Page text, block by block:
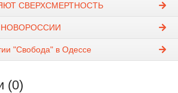
СВЕРХСМЕРТНОСТЬ
"Свобода" в Одессе
(0)